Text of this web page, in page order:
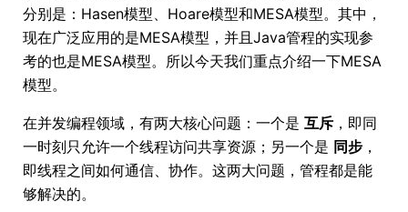
分别是：Hasen模型、Hoare模型和MESA模型。其中，
现在广泛应用的是MESA模型，并且Java管程的实现参
考的也是MESA模型。所以今天我们重点介绍一下MESA
模型。
在并发编程领域，有两大核心问题：一个是 互斥 ，即同
一时刻只允许一个线程访问共享资源；另一个是 同步 ，
即线程之间如何通信、协作。这两大问题，管程都是能
够解决的。